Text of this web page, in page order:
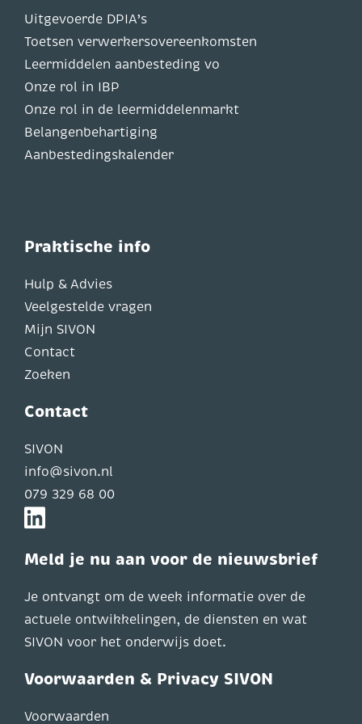
Uitgevoerde DPIA’s
Toetsen verwerkersovereenkomsten
Leermiddelen aanbesteding vo
Onze rol in IBP
Onze rol in de leermiddelenmarkt
Belangenbehartiging
Aanbestedingskalender
Praktische info
Hulp & Advies
Veelgestelde vragen
Mijn SIVON
Contact
Zoeken
Contact
SIVON
info@sivon.nl
079 329 68 00
Meld je nu aan voor de nieuwsbrief
Je ontvangt om de week informatie over de
actuele ontwikkelingen, de diensten en wat
SIVON voor het onderwijs doet.
Voorwaarden & Privacy SIVON
Voorwaarden